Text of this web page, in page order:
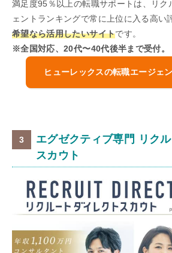
満足度95％以上の転職サポートは、リク
ェントランキングで常に上位に入る高い
希望なら活用したいサイトです。
※全国対応、20代〜40代後半まで受付。
ヒューレックスの転職エージェ
エグゼクティブ専門 リク
スカウト